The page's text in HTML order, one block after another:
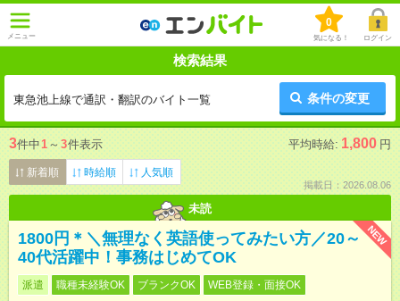
メニュー
0
気になる！ ログイン
検索結果
東急池上線で通訳・翻訳のバイト一覧 条件の変更
3件中1 ～ 3件表示 平均時給: 1,800 円
新着順 時給順 人気順
掲載日：2026.08.06
未読
NEW
1800円＊＼無理なく英語使ってみたい方／20～
40代活躍中！事務はじめてOK
派遣 職種未経験OK ブランクOK WEB登録・面接OK